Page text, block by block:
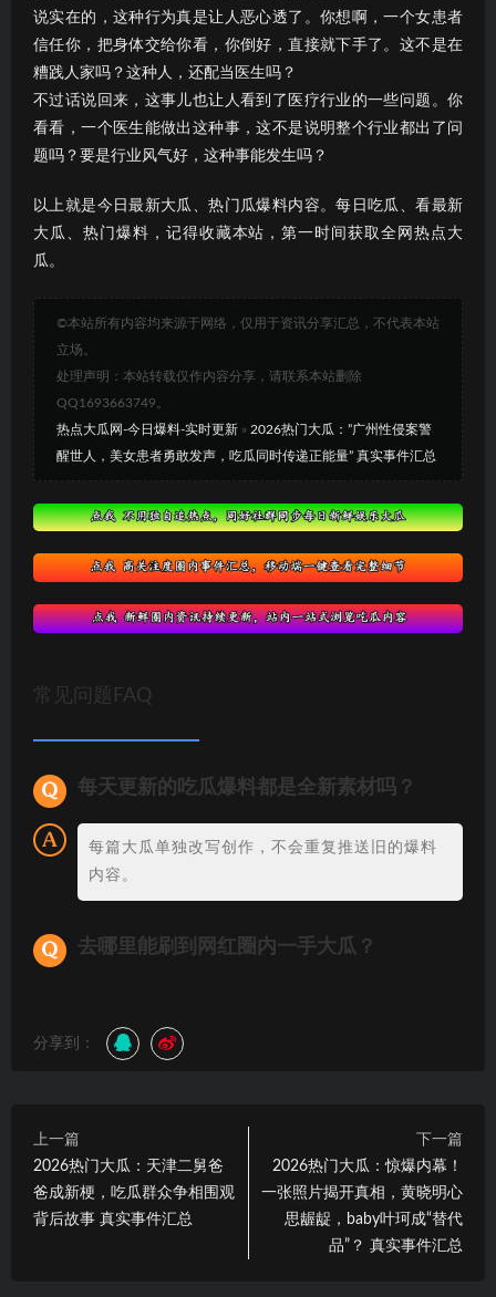
说实在的，这种行为真是让人恶心透了。你想啊，一个女患者
信任你，把身体交给你看，你倒好，直接就下手了。这不是在
糟践人家吗？这种人，还配当医生吗？
不过话说回来，这事儿也让人看到了医疗行业的一些问题。你
看看，一个医生能做出这种事，这不是说明整个行业都出了问
题吗？要是行业风气好，这种事能发生吗？
以上就是今日最新大瓜、热门瓜爆料内容。每日吃瓜、看最新
大瓜、热门爆料，记得收藏本站，第一时间获取全网热点大
瓜。
©本站所有内容均来源于网络，仅用于资讯分享汇总，不代表本站
立场。
处理声明：本站转载仅作内容分享，请联系本站删除
QQ1693663749。
热点大瓜网-今日爆料-实时更新 » 2026热门大瓜：”广州性侵案警
醒世人，美女患者勇敢发声，吃瓜同时传递正能量” 真实事件汇总
常见问题FAQ
每天更新的吃瓜爆料都是全新素材吗？
每篇大瓜单独改写创作，不会重复推送旧的爆料
内容。
去哪里能刷到网红圈内一手大瓜？
分享到：
上一篇
2026热门大瓜：天津二舅爸
爸成新梗，吃瓜群众争相围观
背后故事 真实事件汇总
下一篇
2026热门大瓜：惊爆内幕！
一张照片揭开真相，黄晓明心
思龌龊，baby叶珂成“替代
品”？ 真实事件汇总